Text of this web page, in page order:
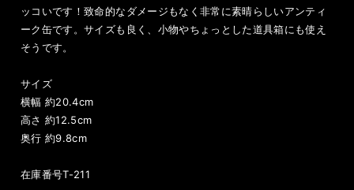
ッコいです！致命的なダメージもなく非常に素晴らしいアンティ
ーク缶です。サイズも良く、小物やちょっとした道具箱にも使え
そうです。
サイズ
横幅 約20.4cm
高さ 約12.5cm
奥行 約9.8cm
在庫番号T-211